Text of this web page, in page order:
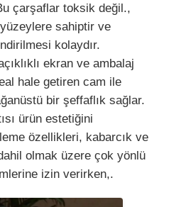
hattı
çarşaflar toksik değil.,
sahiptir ve
kolaydır.
ekran ve ambalaj
hale getiren cam ile
bir şeffaflık sağlar.
ürün estetiğini
özellikleri, kabarcık ve
olmak üzere çok yönlü
izin verirken,.